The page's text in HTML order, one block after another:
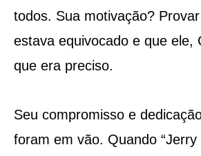
todos. Sua motivação?
estava equivocado e que ele,
que era preciso.
Seu compromisso e
foram em vão. Quando “Jerry